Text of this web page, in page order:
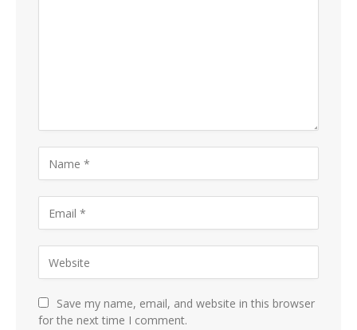
Save my name, email, and website in this browser
for the next time I comment.